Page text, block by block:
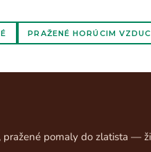
PRAŽENÉ HORÚCIM
pražené pomaly do zlatista —